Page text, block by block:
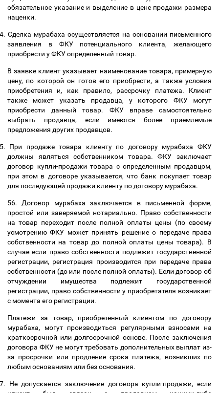
обязательное указание и выделение в цене продажи размера
наценки.
Сделка мурабаха осуществляется на основании письменного
заявления в ФКУ потенциального клиента, желающего
приобрести у ФКУ определенный товар.
В заявке клиент указывает наименование товара, примерную
цену, по которой он готов его приобрести, а также условия
приобретения и, как правило, рассрочку платежа. Клиент
также может указать продавца, у которого ФКУ могут
приобрести данный товар. ФКУ вправе самостоятельно
выбрать продавца, если имеются более приемлемые
предложения других продавцов.
При продаже товара клиенту по договору мурабаха ФКУ
должны являться собственником товара. ФКУ заключает
договор купли-продажи товара с определенным продавцом,
при этом в договоре указывается, что банк покупает товар
для последующей продажи клиенту по договору мурабаха.
56. Договор мурабаха заключается в письменной форме,
простой или заверяемой нотариально. Право собственности
на товар переходит после полной оплаты цены (по своему
усмотрению ФКУ может принять решение о передаче права
собственности на товар до полной оплаты цены товара). В
случае если право собственности подлежит государственной
регистрации, регистрация производится при передаче права
собственности (до или после полной оплаты). Если договор об
отчуждении имущества подлежит государственной
регистрации, право собственности у приобретателя возникает
с момента его регистрации.
Платежи за товар, приобретенный клиентом по договору
мурабаха, могут производиться регулярными взносами на
краткосрочной или долгосрочной основе. После заключения
договора ФКУ не могут требовать дополнительных выплат из-
за просрочки или продление срока платежа, возникших по
любым основаниям или без основания.
Не допускается заключение договора купли-продажи, если